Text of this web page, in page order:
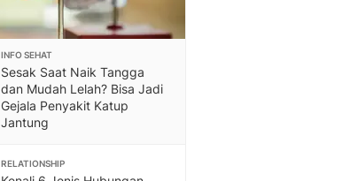
INFO SEHAT
Sesak Saat Naik Tangga
dan Mudah Lelah? Bisa Jadi
Gejala Penyakit Katup
Jantung
RELATIONSHIP